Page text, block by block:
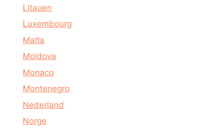
Litauen
Luxembourg
Malta
Moldova
Monaco
Montenegro
Nederland
Norge